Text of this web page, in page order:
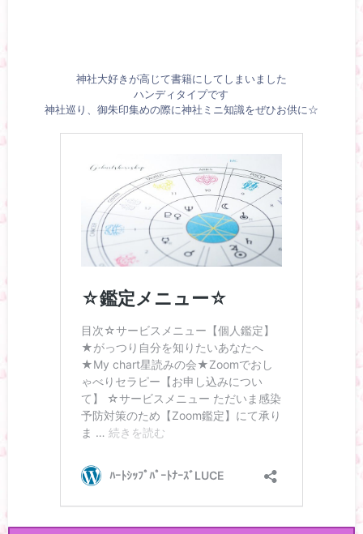
神社大好きが高じて書籍にしてしまいました
ハンディタイプです
神社巡り、御朱印集めの際に神社ミニ知識をぜひお供に☆